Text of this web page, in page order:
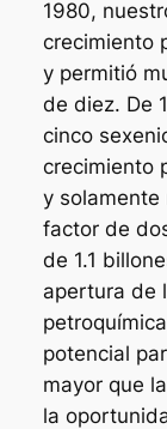
1980,
crecimiento
y permitió
de diez. De
cinco
crecimiento
y solamente
factor de
de 1.1
apertura de
potencial
mayor que
la